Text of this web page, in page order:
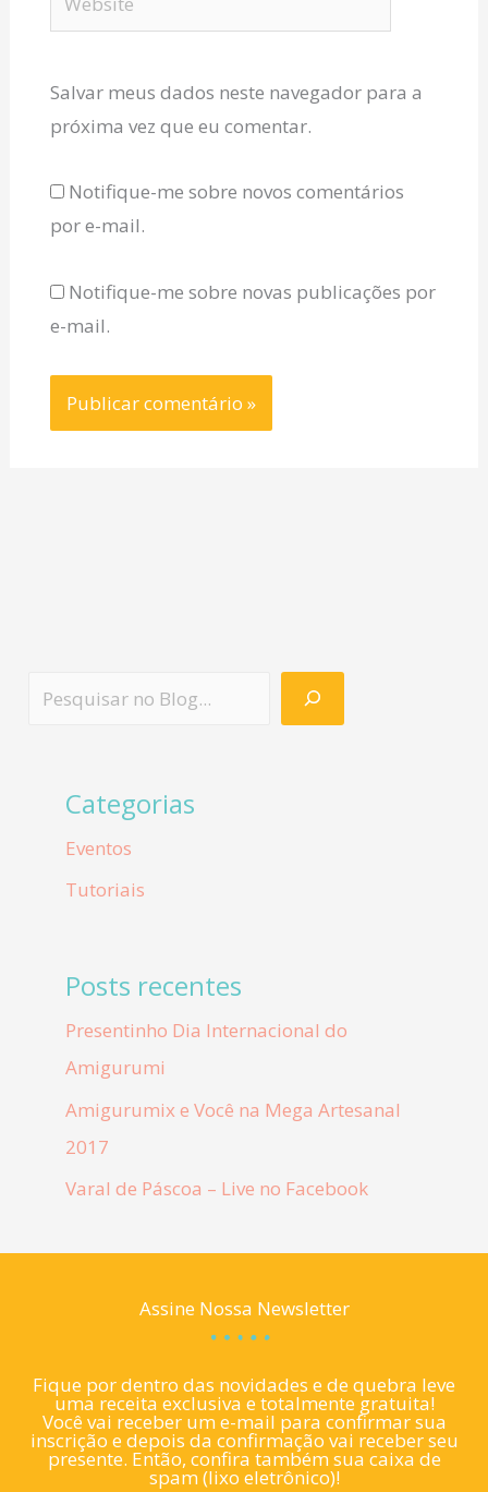
Salvar meus dados neste navegador para a
próxima vez que eu comentar.
Notifique-me sobre novos comentários
por e-mail.
Notifique-me sobre novas publicações por
e-mail.
Categorias
Eventos
Tutoriais
Posts recentes
Presentinho Dia Internacional do
Amigurumi
Amigurumix e Você na Mega Artesanal
2017
Varal de Páscoa – Live no Facebook
Assine Nossa Newsletter
Fique por dentro das novidades e de quebra leve
uma receita exclusiva e totalmente gratuita!
Você vai receber um e-mail para confirmar sua
inscrição e depois da confirmação vai receber seu
presente. Então, confira também sua caixa de
spam (lixo eletrônico)!